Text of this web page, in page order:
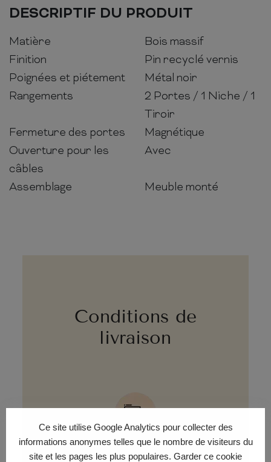
Ce site utilise Google Analytics pour collecter des
informations anonymes telles que le nombre de visiteurs du
site et les pages les plus populaires. Garder ce cookie
DESCRIPTIF DU PRODUIT
Matière
Bois massif
Finition
Pin recyclé vernis
Poignées et piétement
Métal noir
Rangements
2 Portes / 1 Niche / 1
Tiroir
Fermeture des portes
Magnétique
Ouverture pour les
câbles
Avec
Assemblage Meuble monté
Conditions de
livraison
LIVRAISON ÉCO